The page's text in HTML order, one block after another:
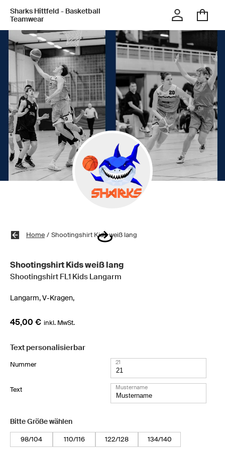
Sharks Hittfeld - Basketball
Teamwear
Home / Shootingshirt Kids weiß lang
Shootingshirt Kids weiß lang
Shootingshirt FL1 Kids Langarm
Langarm,V-Kragen,
45,00 € inkl. MwSt.
Text personalisierbar
Nummer 21
Text Mustername
Bitte Größe wählen
98/104 110/116 122/128 134/140